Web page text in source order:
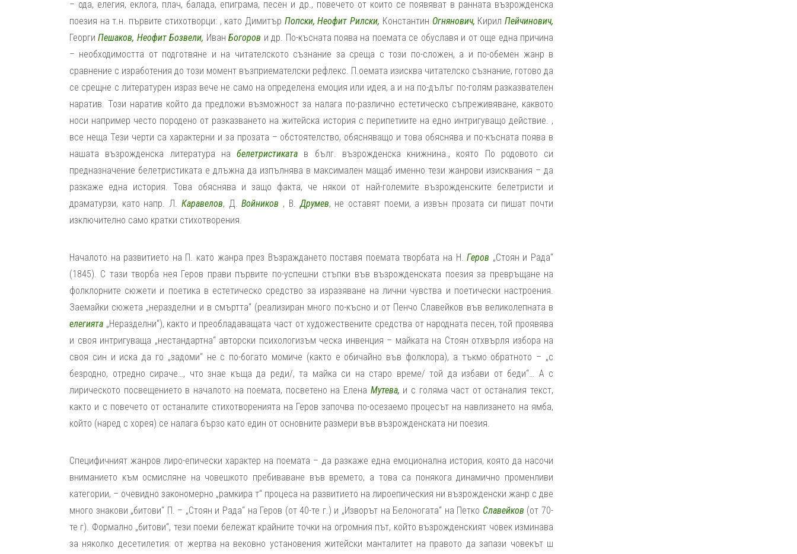
– ода, елегия, еклога, плач, балада, епиграма, песен и др., повечето от които се появяват в ранната възрожденска
поезия на т.н. първите стихотворци: , като Димитър Попски, Неофит Рилски, Константин Огнянович, Кирил Пейчинович,
Георги Пешаков, Неофит Бозвели, ИванБогоров и др. По-късната поява на поемата се обуславя и от още една причина
– необходимостта от подготвяне и на читателското съзнание за среща с този по-сложен, а и по-обемен жанр в
сравнение с изработения до този момент възприемателски рефлекс. П.оемата изисква читателско съзнание, готово да
се срещне с литературен израз вече не само на определена емоция или идея, а и на по-дълъг по-голям разказвателен
наратив. Този наратив който да предложи възможност за налага по-различно естетическо съпреживяване, каквото
носи например често породено от разказването на житейска история с перипетиите на едно интригуващо действие. ,
все неща Тези черти са характерни и за прозата – обстоятелство, обясняващо и това обяснява и по-късната поява в
нашата възрожденска литература на белетристиката в бълг. възрожденска книжнина., която По родовото си
предназначение белетристиката е длъжна да изпълнява в максимален мащаб именно тези жанрови изисквания – да
разкаже една история. Това обяснява и защо факта, че някои от най-големите възрожденските белетристи и
драматурзи, като напр. Л. Каравелов, Д.Войников , В.Друмев, не оставят поеми, а извън прозата си пишат почти
изключително само кратки стихотворения.
Началото на развитието на П. като жанра през Възраждането поставя поемата творбата на Н.Геров „Стоян и Рада“
(1845). С тази творба нея Геров прави първите по-успешни стъпки във възрожденската поезия за превръщане на
фолклорните сюжети и поетика в естетическо средство за изразяване на лични чувства и поетически настроения.
Заемайки сюжета „неразделни и в смъртта“ (реализиран много по-късно и от Пенчо Славейков във великолепната в
елегията „Неразделни“), както и преобладаващата част от художествените средства от народната песен, той проявява
и своя интригуваща „нестандартна“ авторски психологизъм ческа инвенция – майката на Стоян отхвърля избора на
своя син и иска да го „задоми“ не с по-богато момиче (както е обичайно във фолклора), а тъкмо обратното – „с
безродно, отредно сираче…, что знае къща да реди/, та майка си на старо време/ той да избави от беди“… А с
лирическото посвещението в началото на поемата, посветено на Елена Мутева, и с голяма част от останалия текст,
както и с повечето от останалите стихотворенията на Геров започва по-осезаемо процесът на навлизането на ямба,
който (наред с хорея) се налага бързо като един от основните размери във възрожденската ни поезия.
Специфичният жанров лиро-епически характер на поемата – да разкаже една емоционална история, която да насочи
вниманието към осмисляне на човешкото пребиваване във времето, а това са понякога динамично променливи
категории, – очевидно закономерно „рамкира т“ процеса на развитието на лироепическия ни възрожденски жанр с две
много знакови „битови“ П. – „Стоян и Рада“ на Геров (от 40-те г.) и „Изворът на Белоногата“ на Петко Славейков (от 70-
те г). Формално „битови“, тези поеми бележат крайните точки на огромния път, който възрожденският човек изминава
за няколко десетилетия: от жертва на вековно установения житейски манталитет на правото да запази човекът ш